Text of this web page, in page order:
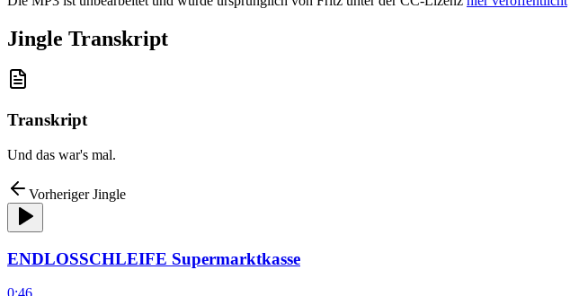
Jingle Transkript
Transkript
Und das war's mal.
Vorheriger Jingle
ENDLOSSCHLEIFE Supermarktkasse